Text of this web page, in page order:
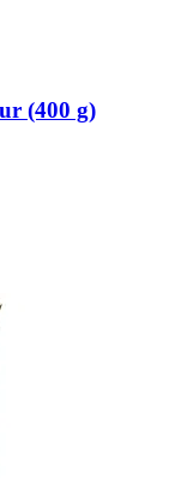
(400 g)